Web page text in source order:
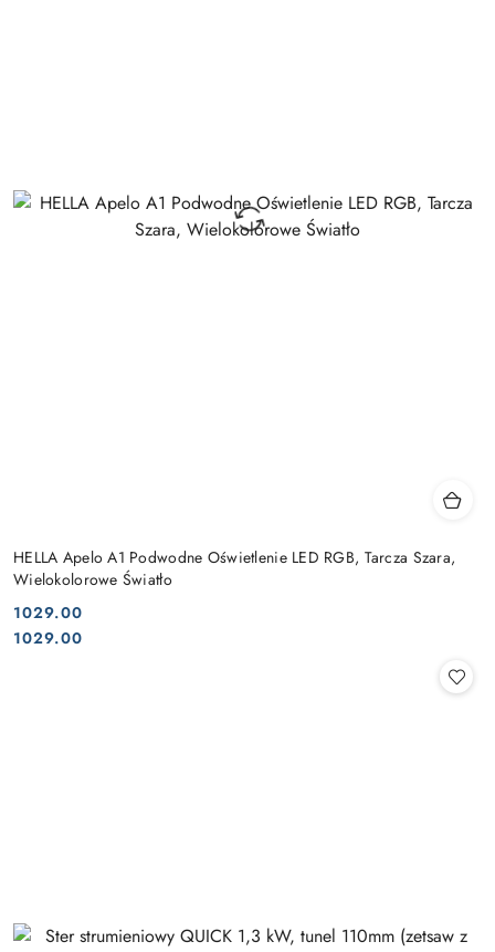
HELLA Apelo A1 Podwodne Oświetlenie LED RGB, Tarcza Szara,
Wielokolorowe Światło
Cena:
1029.00
Cena:
1029.00